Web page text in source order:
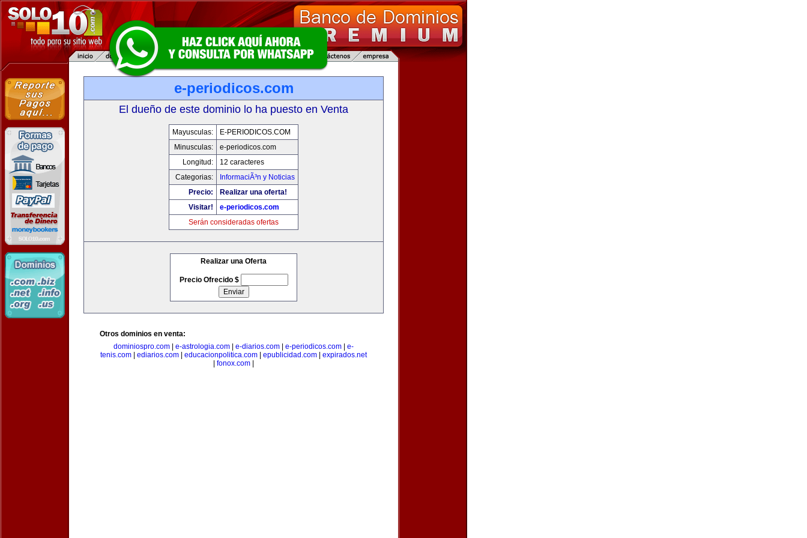
e-periodicos.com
El dueño de este dominio lo ha puesto en Venta
Mayusculas:
E-PERIODICOS.COM
Minusculas:
e-periodicos.com
Longitud:
12 caracteres
Categorias:
InformaciÃ³n y Noticias
Precio:
Realizar una oferta!
Visitar!
e-periodicos.com
Serán consideradas ofertas
Realizar una Oferta
Precio Ofrecido $
Otros dominios en venta:
dominiospro.com
e-astrologia.com e-diarios.com e-periodicos.com
e-
tenis.com
ediarios.com educacionpolitica.com epublicidad.com
expirados.net
fonox.com